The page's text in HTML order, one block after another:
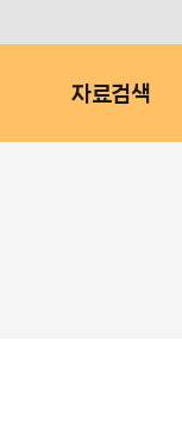
자료검색